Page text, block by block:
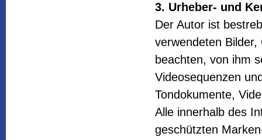
3. Urheber- und
Der Autor ist
verwendeten
beachten, von ihm
Videosequenzen
Tondokumente,
Alle innerhalb des
geschützten